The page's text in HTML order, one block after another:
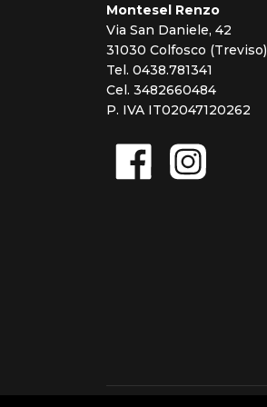
Montesel Renzo
Via San Daniele, 42
31030 Colfosco (Treviso)
Tel. 0438.781341
Cel. 3482660484
P. IVA IT02047120262